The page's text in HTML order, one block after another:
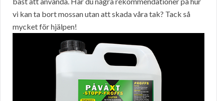
vi kan ta bort mossan utan att skada våra tak? Tack så
mycket för hjälpen!